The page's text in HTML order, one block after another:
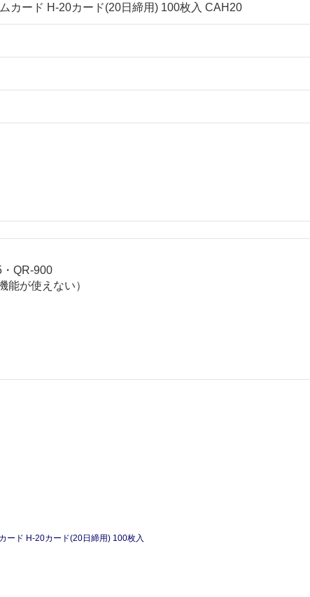
カード H-20カード(20日締用) 100枚入 CAH20
QR-900
能が使えない）
ード H-20カード(20日締用) 100枚入